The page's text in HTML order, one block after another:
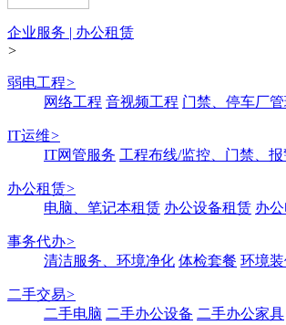
企业服务 | 办公租赁
>
弱电工程>
网络工程 音视频工程 门禁、停车厂
IT运维>
IT网管服务 工程布线/监控、门禁、
办公租赁>
电脑、笔记本租赁 办公设备租赁 办
事务代办>
清洁服务、环境净化 体检套餐 环境
二手交易>
二手电脑 二手办公设备 二手办公家具